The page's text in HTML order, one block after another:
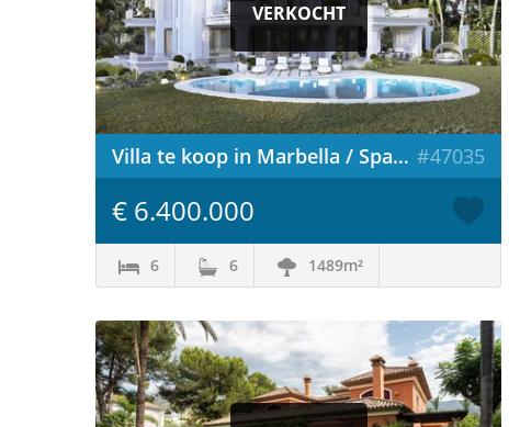
VERKOCHT
Villa te koop in Marbella / Spanje #47035
€ 6.400.000
6 6 1489m²